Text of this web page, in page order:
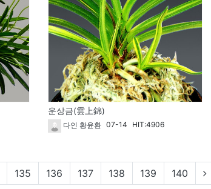
운상금(雲上錦)
다인 황윤환 07-14 HIT:4906
135 136 137 138 139 140